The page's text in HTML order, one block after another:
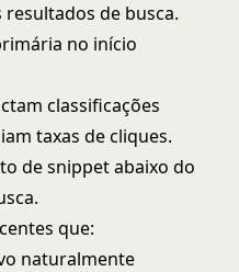
de busca.
no início
classificações
taxas de cliques.
de snippet abaixo do
que:
naturalmente